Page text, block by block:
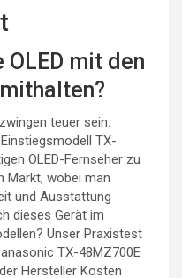
OLED mit den
teuer sein.
TX-
OLED-Fernseher zu
Markt, wobei man
und Ausstattung
dieses Gerät im
Unser Praxistest
TX-48MZ700E
Hersteller Kosten